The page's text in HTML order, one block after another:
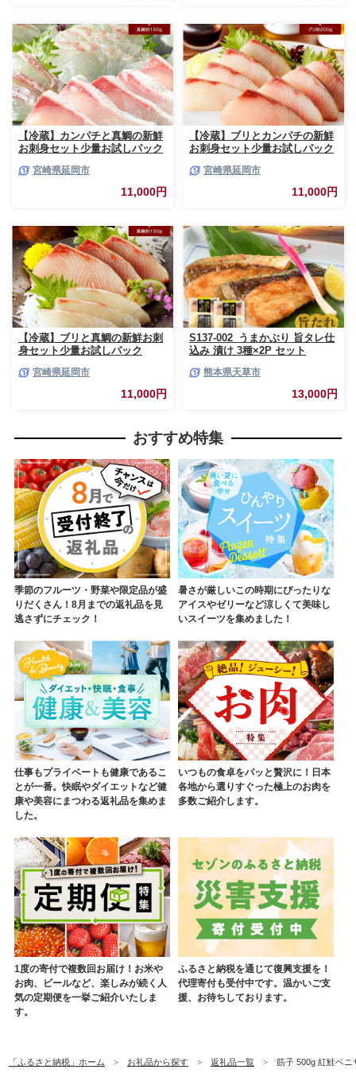
【冷蔵】カンパチと真鯛の新鮮
お刺身セット少量お試しパック
宮崎県延岡市
11,000円
【冷蔵】ブリとカンパチの新鮮
お刺身セット少量お試しパック
宮崎県延岡市
11,000円
【冷蔵】ブリと真鯛の新鮮お刺
身セット少量お試しパック
宮崎県延岡市
11,000円
S137-002_うまかぶり 旨タレ仕
込み 漬け 3種×2P セット
熊本県天草市
13,000円
おすすめ特集
季節のフルーツ・野菜や限定品が盛
りだくさん！8月までの返礼品を見
逃さずにチェック！
暑さが厳しいこの時期にぴったりな
アイスやゼリーなど涼しくて美味し
いスイーツを集めました！
仕事もプライベートも健康であるこ
とが一番。快眠やダイエットなど健
康や美容にまつわる返礼品を集めま
した。
いつもの食卓をパッと贅沢に！日本
各地から選りすぐった極上のお肉を
多数ご紹介します。
1度の寄付で複数回お届け！お米や
お肉、ビールなど、楽しみが続く人
気の定期便を一挙ご紹介いたしま
す。
ふるさと納税を通じて復興支援を！
代理寄付も受付中です。温かいご支
援、お待ちしております。
「ふるさと納税」ホーム お礼品から探す 返礼品一覧 筋子 500g 紅鮭ベ